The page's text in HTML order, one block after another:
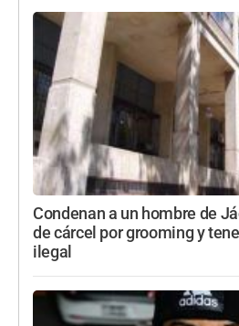
Condenan a un hombre de
de cárcel por grooming y
ilegal